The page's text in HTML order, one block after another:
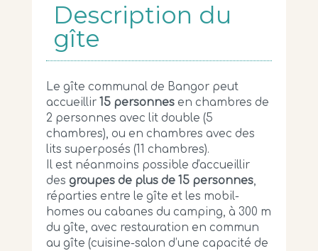
Description du
gîte
Le gîte communal de Bangor peut
accueillir 15 personnesen chambres de
2 personnes avec lit double (5
chambres), ou en chambres avec des
lits superposés (11 chambres).
Il est néanmoins possible d'accueillir
des groupes de plus de 15 personnes,
réparties entre le gîte et les mobil-
homes ou cabanes du camping, à 300 m
du gîte, avec restauration en commun
au gîte (cuisine-salon d’une capacité de